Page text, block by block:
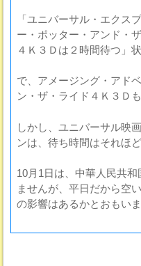
「ユニバーサル・エクス
ー・ポッター・アンド・
４Ｋ３Ｄは２時間待つ」状
で、アメージング・アド
ン・ザ・ライド４Ｋ３Ｄ
しかし、ユニバーサル映
ンは、待ち時間はそれほ
10月1日は、中華人民共
ませんが、平日だから空
の影響はあるかとおもいま